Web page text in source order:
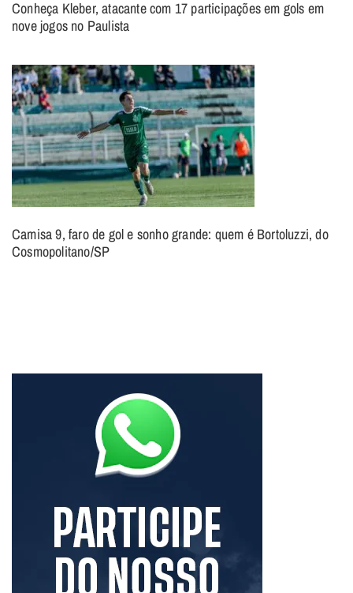
Conheça Kleber, atacante com 17 participações em gols em
nove jogos no Paulista
Camisa 9, faro de gol e sonho grande: quem é Bortoluzzi, do
Cosmopolitano/SP